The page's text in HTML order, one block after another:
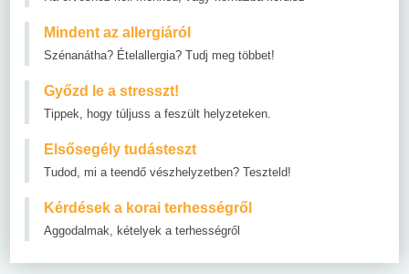
Mindent az allergiáról
Szénanátha? Ételallergia? Tudj meg többet!
Győzd le a stresszt!
Tippek, hogy túljuss a feszült helyzeteken.
Elsősegély tudásteszt
Tudod, mi a teendő vészhelyzetben? Teszteld!
Kérdések a korai terhességről
Aggodalmak, kételyek a terhességről